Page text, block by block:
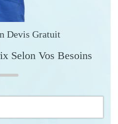
Devis Gratuit
Selon Vos Besoins